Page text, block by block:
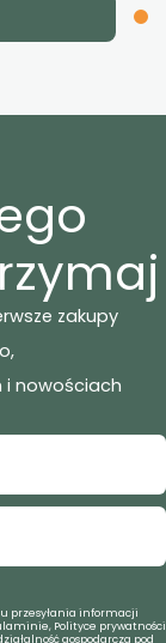
zakupy
i nowościach
przesyłania informacji
Polityce prywatności
gospodarczą pod